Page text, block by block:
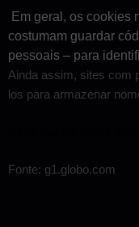
Em geral, os cookies
costumam guardar
pessoais – para
Ainda assim, sites com
los para armazenar
Fonte: g1.globo.com